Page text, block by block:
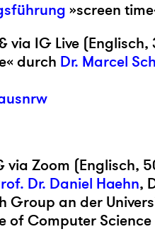
»screen
via IG Live (Englisch,
durch Dr. Marcel
via Zoom (Englisch,
Dr. Daniel Haehn,
Group an der
of Computer